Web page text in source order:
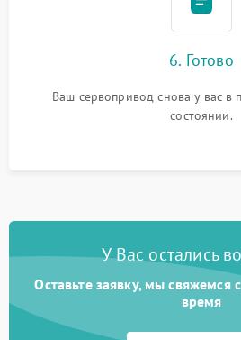
6. Готово
Ваш сервопривод снова у вас в
состоянии.
У Вас остались
Оставьте заявку, мы
время